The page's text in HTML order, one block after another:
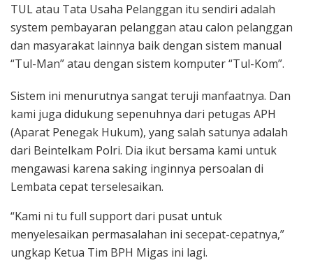
TUL atau Tata Usaha Pelanggan itu sendiri adalah
system pembayaran pelanggan atau calon pelanggan
dan masyarakat lainnya baik dengan sistem manual
“Tul-Man” atau dengan sistem komputer “Tul-Kom”.
Sistem ini menurutnya sangat teruji manfaatnya. Dan
kami juga didukung sepenuhnya dari petugas APH
(Aparat Penegak Hukum), yang salah satunya adalah
dari Beintelkam Polri. Dia ikut bersama kami untuk
mengawasi karena saking inginnya persoalan di
Lembata cepat terselesaikan.
“Kami ni tu full support dari pusat untuk
menyelesaikan permasalahan ini secepat-cepatnya,”
ungkap Ketua Tim BPH Migas ini lagi.